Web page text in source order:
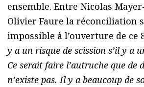
ensemble. Entre Nicolas
Olivier Faure la réconciliation
impossible à l’ouverture de ce
y a un risque de scission s’il y a
Ce serait faire l’autruche que de
n’existe pas. Il y a beaucoup de